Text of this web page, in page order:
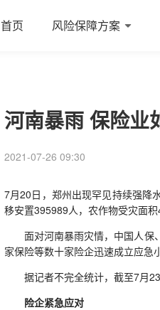
首页 风险保障方案
河南暴雨 保险业
2021-07-26 09:30
7月20日，郑州出现罕见持续强降
移安置395989人，农作物受灾面
面对河南暴雨灾情，中国人保
家保险等数十家险企迅速成立应急
据记者不完全统计，截至7月23
险企紧急应对